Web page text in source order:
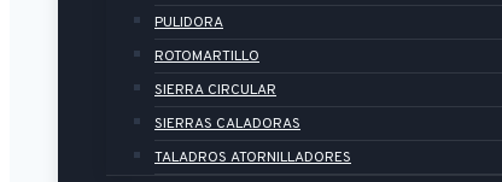
PULIDORA
ROTOMARTILLO
SIERRA CIRCULAR
SIERRAS CALADORAS
TALADROS ATORNILLADORES